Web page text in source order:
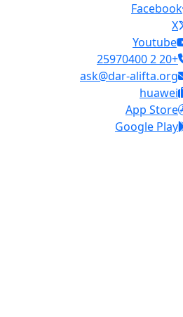
Facebook
X
Youtube
+20 2 25970400
ask@dar-alifta.org
huawei
App Store
Google Play